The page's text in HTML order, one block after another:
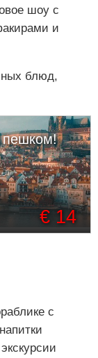
шоу с
и
блюд,
пешком!
€ 14
с